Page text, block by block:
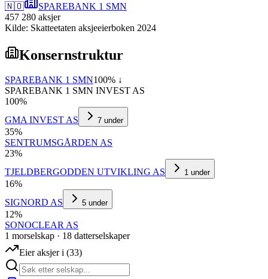
🇳🇴
SPAREBANK 1 SMN
457 280 aksjer
Kilde: Skatteetaten aksjeeierboken 2024
Konsernstruktur
SPAREBANK 1 SMN100% ↓
SPAREBANK 1 SMN INVEST AS
100%
GMA INVEST AS
7 under
35%
SENTRUMSGÅRDEN AS
23%
TJELDBERGODDEN UTVIKLING AS
1 under
16%
SIGNORD AS
5 under
12%
SONOCLEAR AS
1 morselskap · 18 datterselskaper
Eier aksjer i (33)